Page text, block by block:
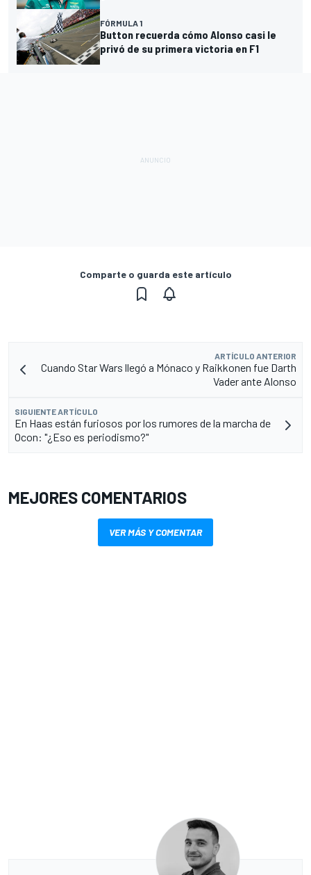
FÓRMULA 1
Button recuerda cómo Alonso casi le
privó de su primera victoria en F1
Comparte o guarda este artículo
ARTÍCULO ANTERIOR
Cuando Star Wars llegó a Mónaco y Raikkonen fue Darth
Vader ante Alonso
SIGUIENTE ARTÍCULO
En Haas están furiosos por los rumores de la marcha de
Ocon: "¿Eso es periodismo?"
MEJORES COMENTARIOS
VER MÁS Y COMENTAR